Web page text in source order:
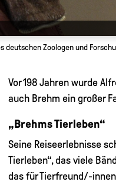
vergrößern
deutschen Zoologen und
Vor 198 Jahren wurde
auch Brehm ein großer
„Brehms Tierleben“
Seine Reiseerlebnisse
Tierleben“, das viele
das für Tierfreund/-